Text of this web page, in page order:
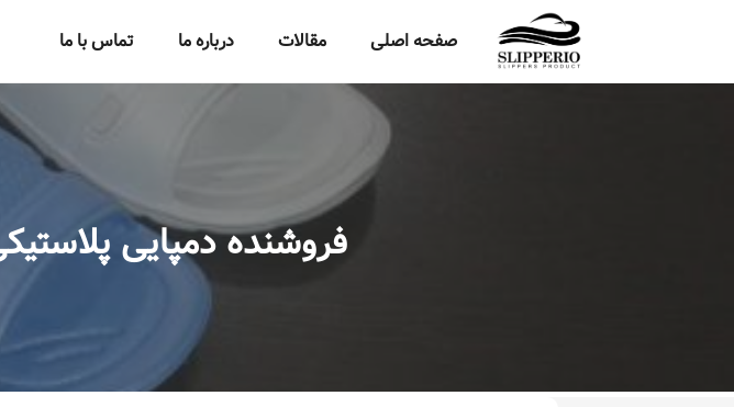
صفحه اصلی مقالات درباره ما تماس با ما
فروشنده دمپایی